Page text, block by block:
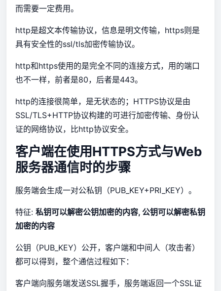
而需要一定费用。
http是超文本传输协议，信息是明文传输，https则是
具有安全性的ssl/tls加密传输协议。
http和https使用的是完全不同的连接方式，用的端口
也不一样，前者是80，后者是443。
http的连接很简单，是无状态的；HTTPS协议是由
SSL/TLS+HTTP协议构建的可进行加密传输、身份认
证的网络协议，比http协议安全。
客户端在使用HTTPS方式与Web
服务器通信时的步骤
服务端会生成一对公私钥（PUB_KEY+PRI_KEY）。
特征: 私钥可以解密公钥加密的内容, 公钥可以解密私钥
加密的内容
公钥（PUB_KEY）公开，客户端和中间人（攻击者）
都可以得到，整个通信过程如下：
客户端向服务端发送SSL握手，服务端返回一个SSL证